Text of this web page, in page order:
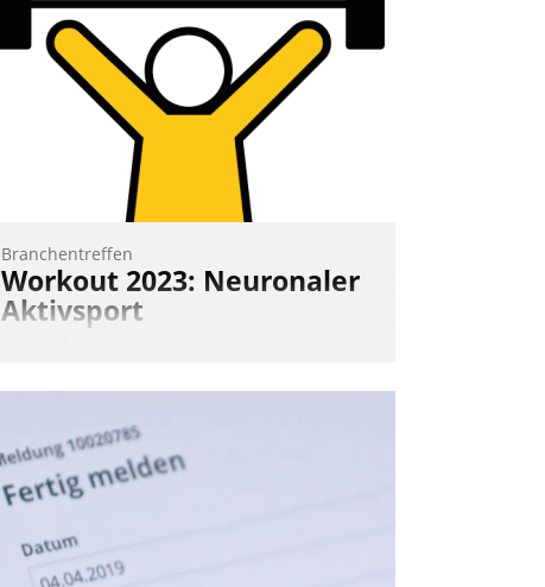
meistern und Workloads wuppen – bei
zunehmend anspruchsvollen Aufgaben
und abnehmendem Nachwuchs?
Nadja Hußmann
Branchentreffen
Workout 2023: Neuronaler
Aktivsport
Vernetzungsideen fürs Quartier.
Dazwischen zeigte Datatrain, was es
Neues zu bieten hat.